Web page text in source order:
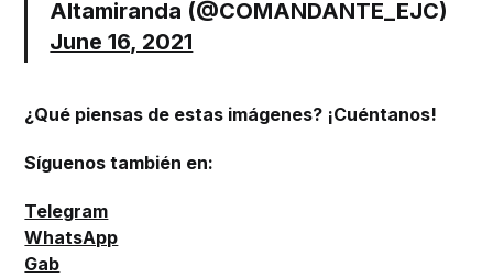
Altamiranda (@COMANDANTE_EJC)
June 16, 2021
¿Qué piensas de estas imágenes? ¡Cuéntanos!
Síguenos también en:
Telegram
WhatsApp
Gab